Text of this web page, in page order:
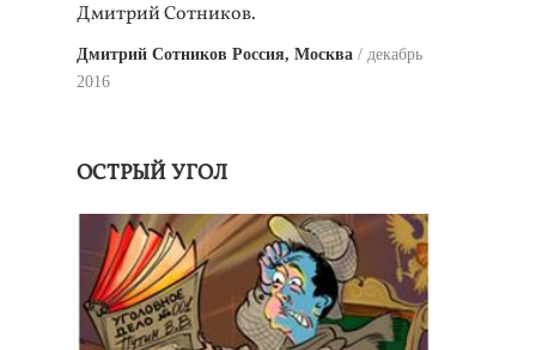
Дмитрий Сотников.
Дмитрий Сотников Россия, Москва
декабрь
2016
ОСТРЫЙ УГОЛ